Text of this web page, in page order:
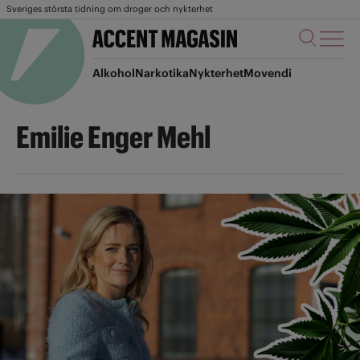
Sveriges största tidning om droger och nykterhet
AlkoholNarkotikaNykterhetMovendi
Emilie Enger Mehl